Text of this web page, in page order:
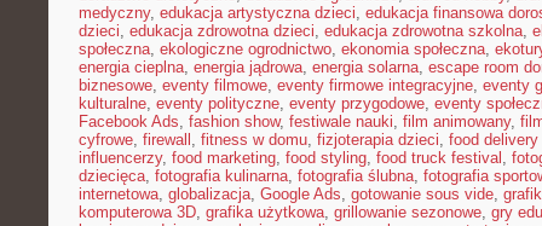
medyczny, edukacja artystyczna dzieci, edukacja finansowa
dzieci, edukacja zdrowotna dzieci, edukacja zdrowotna szkolna,
społeczna, ekologiczne ogrodnictwo, ekonomia społeczna,
energia cieplna, energia jądrowa, energia solarna, escape room
biznesowe, eventy filmowe, eventy firmowe integracyjne, eventy
kulturalne, eventy polityczne, eventy przygodowe, eventy
Facebook Ads, fashion show, festiwale nauki, film animowany,
cyfrowe, firewall , fitness w domu, fizjoterapia dzieci, food delivery
influencerzy, food marketing, food styling, food truck festival ,
dziecięca, fotografia kulinarna, fotografia ślubna, fotografia
internetowa, globalizacja, Google Ads, gotowanie sous vide,
komputerowa 3D, grafika użytkowa, grillowanie sezonowe, gry